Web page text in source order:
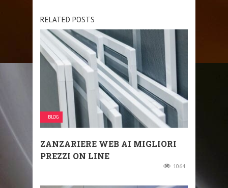
RELATED POSTS
BLOG
ZANZARIERE WEB AI MIGLIORI
PREZZI ON LINE
1064